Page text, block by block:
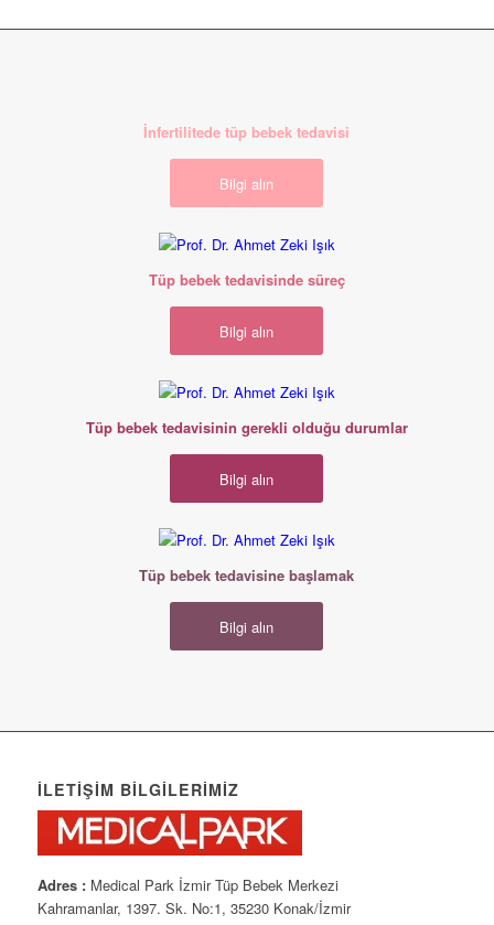
infertilitede tüp
bebek tedavisi,
çiftlerin ümidi
ediyor.
İnfertilitede tüp bebek tedavisi
Bilgi alın
Tüp bebek tedavi
neler bekliyor?
Tüp bebek tedavisinde süreç
Bilgi alın
Hangi durumlarda
gereklidir?
Tüp bebek tedavisinin gerekli olduğu durumlar
Bilgi alın
Hayallerinizin
bir adım daha
yakınsınız: Tüp
bebek tedavisine
başlıyorsunuz…
Tüp bebek tedavisine başlamak
Bilgi alın
İLETIŞIM BILGILERIMIZ
Adres :Medical Park İzmir Tüp Bebek Merkezi
Kahramanlar, 1397. Sk. No:1, 35230 Konak/İzmir